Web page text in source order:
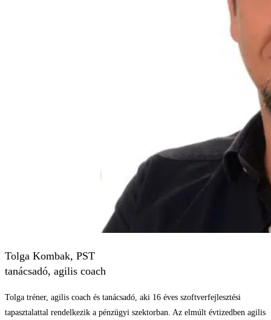
Tolga Kombak, PST
tanácsadó, agilis coach
Tolga tréner, agilis coach és tanácsadó, aki 16 éves szoftverfejlesztési
tapasztalattal rendelkezik a pénzügyi szektorban. Az elmúlt évtizedben agilis